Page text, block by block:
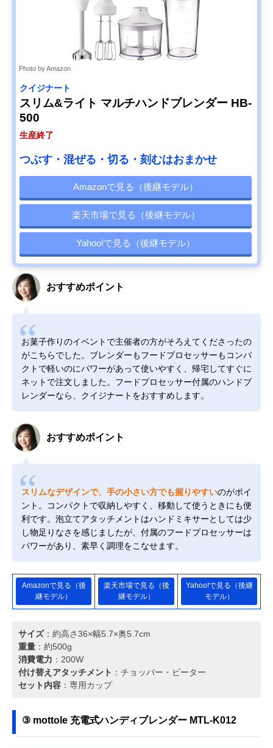
Photo by Amazon
クイジナート
スリム&ライト マルチハンドブレンダー HB-
500
生産終了
つぶす・混ぜる・切る・刻むはおまかせ
Amazonで見る（後継モデル）
楽天市場で見る（後継モデル）
Yahoo!で見る（後継モデル）
おすすめポイント
お菓子作りのイベントで主催者の方がそろえてくださったの
がこちらでした。ブレンダーもフードプロセッサーもコンパ
クトで軽いのにパワーがあって使いやすく、帰宅してすぐに
ネットで注文しました。フードプロセッサー付属のハンドブ
レンダーなら、クイジナートをおすすめします。
おすすめポイント
スリムなデザインで、手の小さい方でも握りやすいのがポイ
ント。コンパクトで収納しやすく、移動して使うときにも便
利です。泡立てアタッチメントはハンドミキサーとしては少
し物足りなさを感じましたが、付属のフードプロセッサーは
パワーがあり、素早く調理をこなせます。
Amazonで見る（後
継モデル）
楽天市場で見る（後
継モデル）
Yahoo!で見る（後継
モデル）
サイズ：約高さ36×幅5.7×奥5.7cm
重量 ：約500g
消費電力 ：200W
付け替えアタッチメント ：チョッパー・ビーター
セット内容 ：専用カップ
③ mottole 充電式ハンディブレンダー MTL-K012